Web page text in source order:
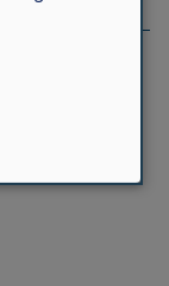
Landes
-